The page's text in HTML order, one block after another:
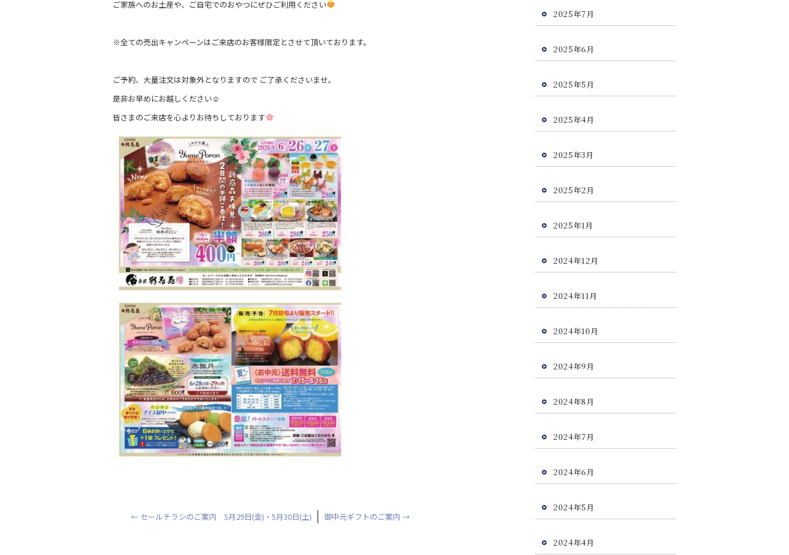
ご家族へのお土産や、ご自宅でのおやつにぜひご利用ください
※全ての売出キャンペーンはご来店のお客様限定とさせて頂いております。
ご予約、大量注文は対象外となりますので ご了承くださいませ。
是非お早めにお越しください☺︎
皆さまのご来店を心よりお待ちしております
← セールチラシのご案内 5月29日(金)・5月30日(土) 御中元ギフトのご案内 →
2025年7月
2025年6月
2025年5月
2025年4月
2025年3月
2025年2月
2025年1月
2024年12月
2024年11月
2024年10月
2024年9月
2024年8月
2024年7月
2024年6月
2024年5月
2024年4月